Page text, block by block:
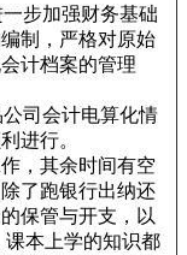
步加强财务基础
制，严格对原始
计档案的管理
司会计电算化情
进行。
，其余时间有空
了跑银行出纳还
保管与开支，以
课本上学的知识都